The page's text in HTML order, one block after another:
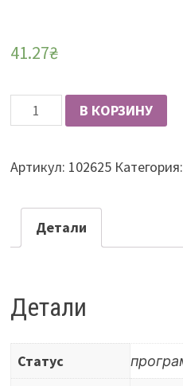
41.27₴
Количество
Кромка
43х2,0
гамильтон
(Rehau)
В КОРЗИНУ
Артикул: 102625 Категория:
Детали
Детали
Статус